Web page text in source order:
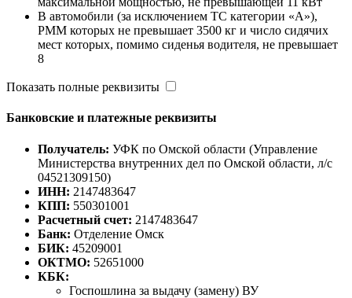
B автомобили (за исключением ТС категории «A»),
РММ которых не превышает 3500 кг и число сидячих
мест которых, помимо сиденья водителя, не превышает
8
Показать полные реквизиты
Банковские и платежные реквизиты
Получатель: УФК по Омской области (Управление
Министерства внутренних дел по Омской области, л/с
04521309150)
ИНН: 2147483647
КПП: 550301001
Расчетный счет: 2147483647
Банк: Отделение Омск
БИК: 45209001
ОКТМО: 52651000
КБК:
Госпошлина за выдачу (замену) ВУ